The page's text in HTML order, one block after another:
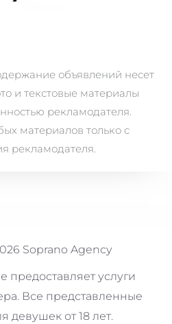
объявлений несет
и текстовые материалы
рекламодателя.
материалов только с
рекламодателя.
Soprano Agency
предоставляет услуги
Все представленные
девушек от 18 лет.